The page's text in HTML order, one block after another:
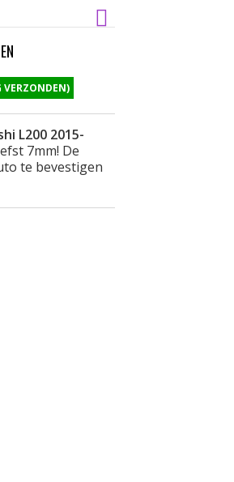
VERZONDEN)
L200 2015-
7mm! De
te bevestigen